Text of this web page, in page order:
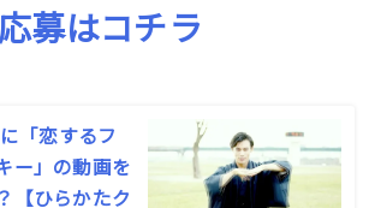
応募はコチラ
「恋するフ
ー」の動画を
【ひらかたク